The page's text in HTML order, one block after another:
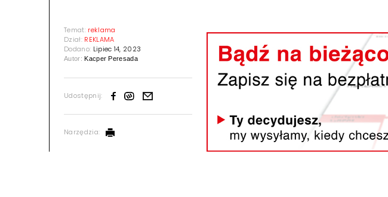
Temat: reklama
Dział: REKLAMA
Dodano: Lipiec 14, 2023
Autor:Kacper Peresada
Udostępnij:
Narzędzia: